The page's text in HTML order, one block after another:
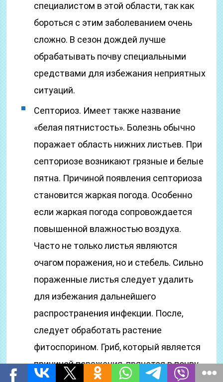
специалистом в этой области, так как
бороться с этим заболеванием очень
сложно. В сезон дождей лучше
обрабатывать почву специальными
средствами для избежания неприятных
ситуаций.
Септориоз. Имеет также название
«белая пятнистость». Болезнь обычно
поражает область нижних листьев. При
септориозе возникают грязные и белые
пятна. Причиной появления септориоза
становится жаркая погода. Особенно
если жаркая погода сопровождается
повышенной влажностью воздуха.
Часто не только листья являются
очагом поражения, но и стебель. Сильно
пораженные листья следует удалить
для избежания дальнейшего
распространения инфекции. После,
следует обработать растение
фитоспорином. Гриб, который является
причиной поражения, прячется в почву